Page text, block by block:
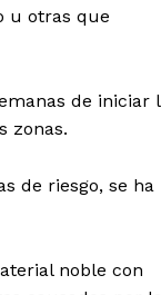
u otras que
de iniciar
zonas.
de riesgo, se ha
noble con